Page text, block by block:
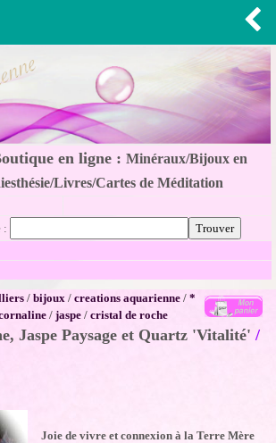
en ligne : Minéraux/Bijoux en
Livres/Cartes de Méditation
:
/ bijoux / creations aquarienne / *
/ jaspe/ cristal de roche
Jaspe Paysage et Quartz 'Vitalité' /
Joie de vivre et connexion à la Terre Mère